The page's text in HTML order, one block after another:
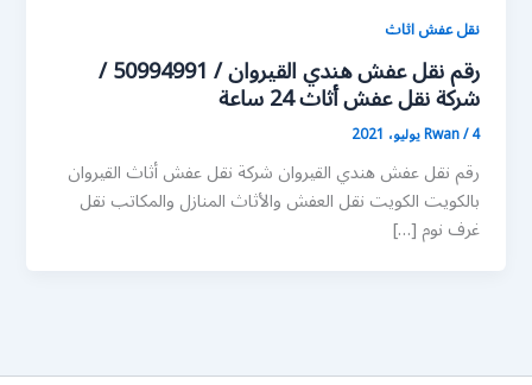
نقل عفش اثاث
رقم نقل عفش هندي القيروان / 50994991 /
شركة نقل عفش أثاث 24 ساعة
Rwan/4 يوليو، 2021
رقم نقل عفش هندي القيروان شركة نقل عفش أثاث القيروان
بالكويت الكويت نقل العفش والأثاث المنازل والمكاتب نقل
غرف نوم […]